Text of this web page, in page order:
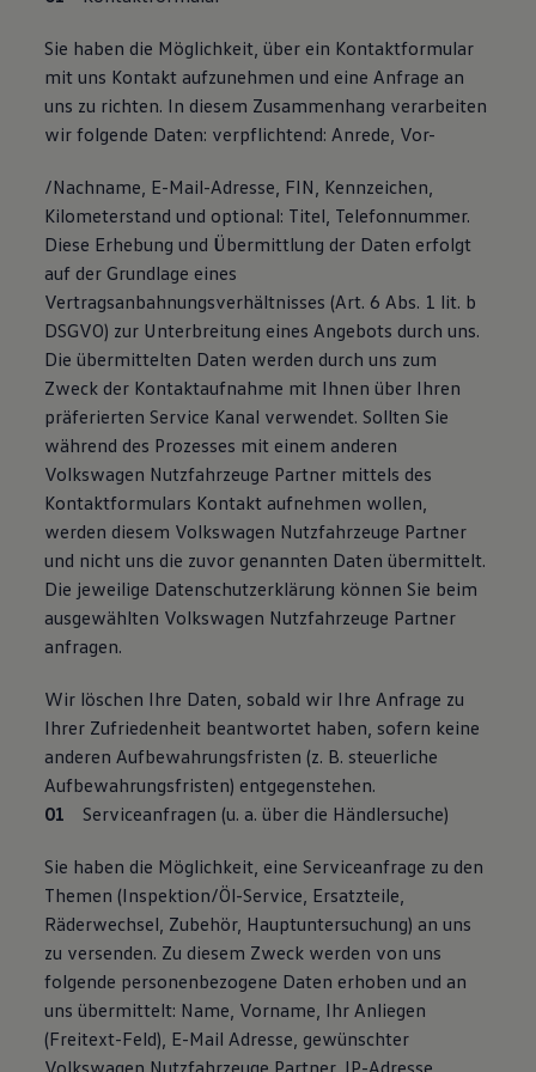
Bulli Magazin
Fahrzeugabholung ab Werk
Sie haben die Möglichkeit, über ein Kontaktformular
mit uns Kontakt aufzunehmen und eine Anfrage an
uns zu richten. In diesem Zusammenhang verarbeiten
wir folgende Daten: verpflichtend: Anrede, Vor-
/Nachname, E-Mail-Adresse, FIN, Kennzeichen,
Kilometerstand und optional: Titel, Telefonnummer.
Diese Erhebung und Übermittlung der Daten erfolgt
auf der Grundlage eines
Vertragsanbahnungsverhältnisses (Art. 6 Abs. 1 lit. b
DSGVO) zur Unterbreitung eines Angebots durch uns.
Die übermittelten Daten werden durch uns zum
Zweck der Kontaktaufnahme mit Ihnen über Ihren
präferierten Service Kanal verwendet. Sollten Sie
während des Prozesses mit einem anderen
Volkswagen Nutzfahrzeuge Partner mittels des
Kontaktformulars Kontakt aufnehmen wollen,
werden diesem Volkswagen Nutzfahrzeuge Partner
und nicht uns die zuvor genannten Daten übermittelt.
Die jeweilige Datenschutzerklärung können Sie beim
ausgewählten Volkswagen Nutzfahrzeuge Partner
anfragen.
Wir löschen Ihre Daten, sobald wir Ihre Anfrage zu
Ihrer Zufriedenheit beantwortet haben, sofern keine
anderen Aufbewahrungsfristen (z. B. steuerliche
Aufbewahrungsfristen) entgegenstehen.
Serviceanfragen (u. a. über die Händlersuche)
Sie haben die Möglichkeit, eine Serviceanfrage zu den
Themen (Inspektion/Öl-Service, Ersatzteile,
Räderwechsel, Zubehör, Hauptuntersuchung) an uns
zu versenden. Zu diesem Zweck werden von uns
folgende personenbezogene Daten erhoben und an
uns übermittelt: Name, Vorname, Ihr Anliegen
(Freitext-Feld), E-Mail Adresse, gewünschter
Volkswagen Nutzfahrzeuge Partner, IP-Adresse,